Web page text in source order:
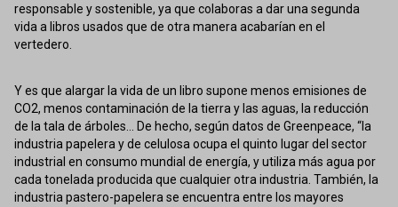
responsable y sostenible, ya que colaboras a dar una segunda
vida a libros usados que de otra manera acabarían en el
vertedero.
Y es que alargar la vida de un libro supone menos emisiones de
CO2, menos contaminación de la tierra y las aguas, la reducción
de la tala de árboles... De hecho, según datos de Greenpeace, “la
industria papelera y de celulosa ocupa el quinto lugar del sector
industrial en consumo mundial de energía, y utiliza más agua por
cada tonelada producida que cualquier otra industria. También, la
industria pastero-papelera se encuentra entre los mayores